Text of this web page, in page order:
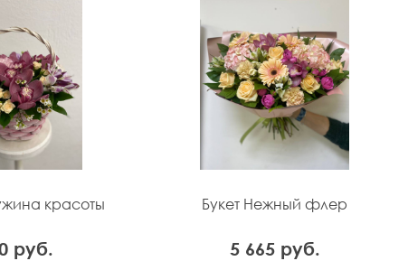
красоты
руб.
Букет Нежный флер
5 665 руб.